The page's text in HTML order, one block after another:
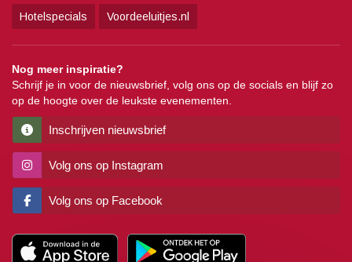
Hotelspecials Voordeeluitjes.nl
Nog meer inspiratie?
Schrijf je in voor de nieuwsbrief, volg ons op de socials en blijf zo
op de hoogte over de leukste evenementen.
Inschrijven nieuwsbrief
Volg ons op Instagram
Volg ons op Facebook